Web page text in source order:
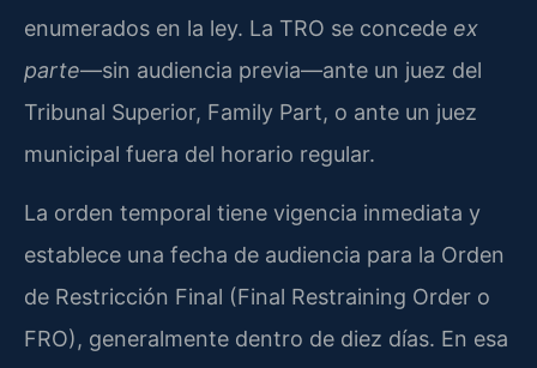
enumerados en la ley. La TRO se concede ex
parte—sin audiencia previa—ante un juez del
Tribunal Superior, Family Part, o ante un juez
municipal fuera del horario regular.
La orden temporal tiene vigencia inmediata y
establece una fecha de audiencia para la Orden
de Restricción Final (Final Restraining Order o
FRO), generalmente dentro de diez días. En esa